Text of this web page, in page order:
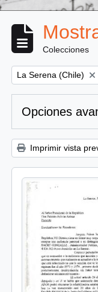
Colecciones
Remove filter:
La Serena (Chile)
Opciones
Imprimir vista